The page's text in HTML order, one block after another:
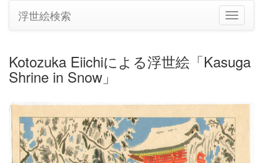
ナ
ビ
シ
り
替
え
浮世絵検索
Kotozuka Eiichiによる浮世絵「Kasuga
Shrine in Snow」